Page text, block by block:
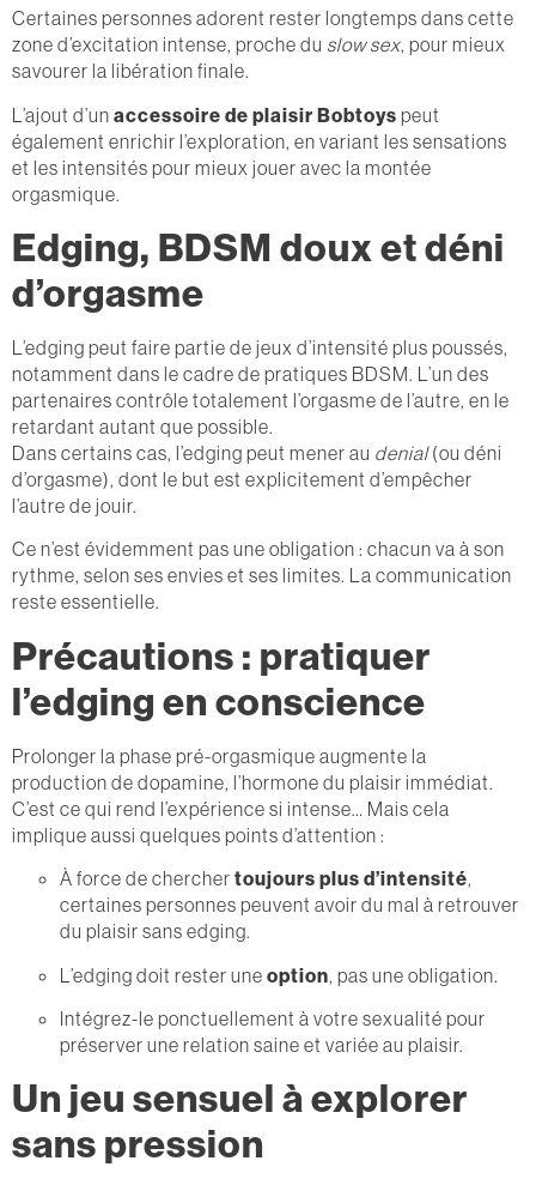
Certaines personnes adorent rester longtemps dans cette
zone d’excitation intense, proche du slow sex, pour mieux
savourer la libération finale.
L’ajout d’un accessoire de plaisir Bobtoys peut
également enrichir l’exploration, en variant les sensations
et les intensités pour mieux jouer avec la montée
orgasmique.
Edging, BDSM doux et déni
d’orgasme
L’edging peut faire partie de jeux d’intensité plus poussés,
notamment dans le cadre de pratiques BDSM. L’un des
partenaires contrôle totalement l’orgasme de l’autre, en le
retardant autant que possible.
Dans certains cas, l’edging peut mener au denial(ou déni
d’orgasme), dont le but est explicitement d’empêcher
l’autre de jouir.
Ce n’est évidemment pas une obligation : chacun va à son
rythme, selon ses envies et ses limites. La communication
reste essentielle.
Précautions : pratiquer
l’edging en conscience
Prolonger la phase pré-orgasmique augmente la
production de dopamine, l’hormone du plaisir immédiat.
C’est ce qui rend l’expérience si intense… Mais cela
implique aussi quelques points d’attention :
À force de chercher toujours plus d’intensité,
certaines personnes peuvent avoir du mal à retrouver
du plaisir sans edging.
L’edging doit rester une option, pas une obligation.
Intégrez-le ponctuellement à votre sexualité pour
préserver une relation saine et variée au plaisir.
Un jeu sensuel à explorer
sans pression